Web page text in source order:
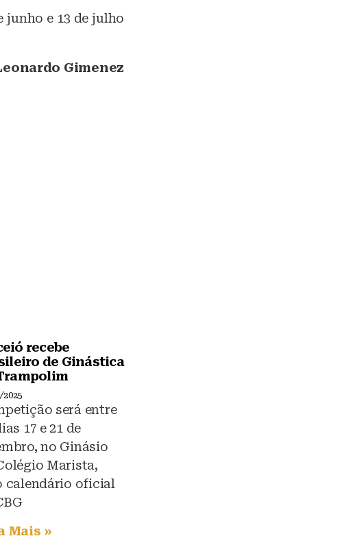
junho e 13 de julho
Gimenez
recebe
de Ginástica
será entre
17 e 21 de
no Ginásio
Marista,
calendário oficial
Mais »